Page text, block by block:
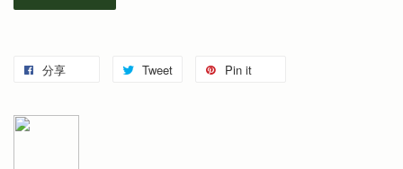
分享 Tweet Pin it